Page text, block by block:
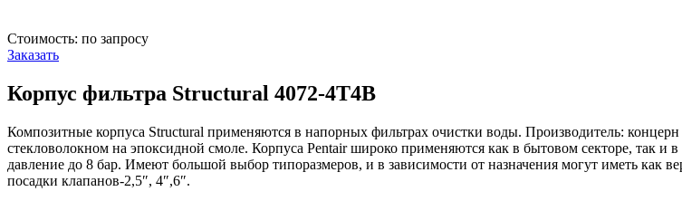
Стоимость: по запросу
Заказать
Корпус фильтра Structural 4072-4T4B
Композитные корпуса Structural применяются в напорных фильтрах очистки воды. Производитель:
стекловолокном на эпоксидной смоле. Корпуса Pentair широко применяются как в бытовом секторе, так
давление до 8 бар. Имеют большой выбор типоразмеров, и в зависимости от назначения могут иметь как
посадки клапанов-2,5″, 4″,6″.